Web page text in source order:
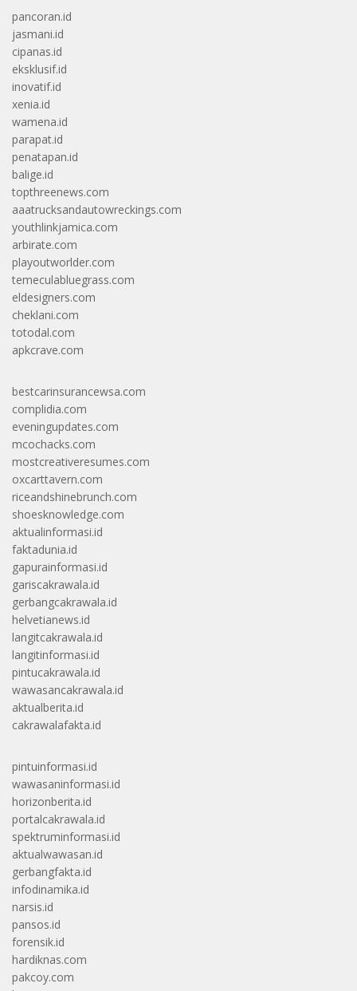
pancoran.id
jasmani.id
cipanas.id
eksklusif.id
inovatif.id
xenia.id
wamena.id
parapat.id
penatapan.id
balige.id
topthreenews.com
aaatrucksandautowreckings.com
youthlinkjamica.com
arbirate.com
playoutworlder.com
temeculabluegrass.com
eldesigners.com
cheklani.com
totodal.com
apkcrave.com
bestcarinsurancewsa.com
complidia.com
eveningupdates.com
mcochacks.com
mostcreativeresumes.com
oxcarttavern.com
riceandshinebrunch.com
shoesknowledge.com
aktualinformasi.id
faktadunia.id
gapurainformasi.id
gariscakrawala.id
gerbangcakrawala.id
helvetianews.id
langitcakrawala.id
langitinformasi.id
pintucakrawala.id
wawasancakrawala.id
aktualberita.id
cakrawalafakta.id
pintuinformasi.id
wawasaninformasi.id
horizonberita.id
portalcakrawala.id
spektruminformasi.id
aktualwawasan.id
gerbangfakta.id
infodinamika.id
narsis.id
pansos.id
forensik.id
hardiknas.com
pakcoy.com